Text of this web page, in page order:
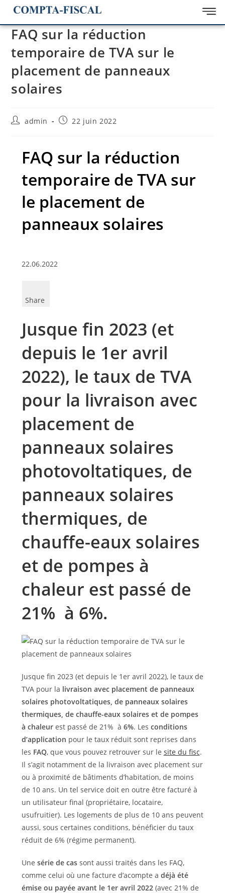
FAQ sur la réduction
temporaire de TVA sur le
placement de panneaux
solaires
admin 22 juin 2022
FAQ sur la réduction
temporaire de TVA sur
le placement de
panneaux solaires
22.06.2022
Share
Jusque fin 2023 (et
depuis le 1er avril
2022), le taux de TVA
pour la livraison avec
placement de
panneaux solaires
photovoltatiques, de
panneaux solaires
thermiques, de
chauffe-eaux solaires
et de pompes à
chaleur est passé de
21% à 6%.
Jusque fin 2023 (et depuis le 1er avril 2022), le taux de
TVA pour la livraison avec placement de panneaux
solaires photovoltatiques, de panneaux solaires
thermiques, de chauffe-eaux solaires et de pompes
à chaleurest passé de 21% à 6%. Les conditions
d’application pour le taux réduit sont reprises dans
les FAQ, que vous pouvez retrouver sur le site du fisc.
Il s’agit notamment de la livraison avec placement sur
ou à proximité de bâtiments d’habitation, de moins
de 10 ans. Un tel service doit en outre être facturé à
un utilisateur final (propriétaire, locataire,
usufruitier). Les logements de plus de 10 ans peuvent
aussi, sous certaines conditions, bénéficier du taux
réduit de 6% (régime permanent).
Une série de cas sont aussi traités dans les FAQ,
comme celui où une facture d’acompte a déjà été
émise ou payée avant le 1er avril 2022(avec 21% de